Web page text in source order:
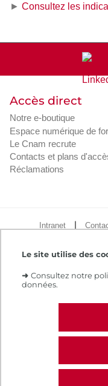
Le site utilise des
➜ Consultez notre
données.
► Consultez les
Accès direct
Notre e-boutique
Espace numérique de
Le Cnam recrute
Contacts et plans
Réclamations
Intranet